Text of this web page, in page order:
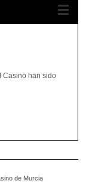
Casino han sido
de Murcia